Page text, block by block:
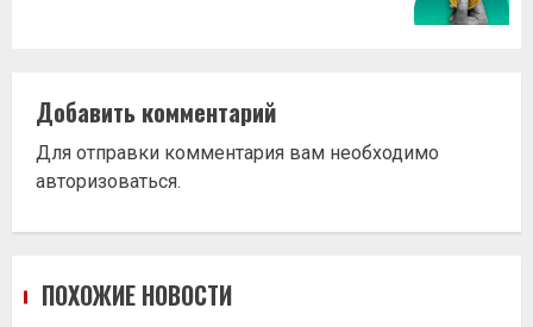
Добавить комментарий
Для отправки комментария вам необходимо
авторизоваться.
ПОХОЖИЕ НОВОСТИ